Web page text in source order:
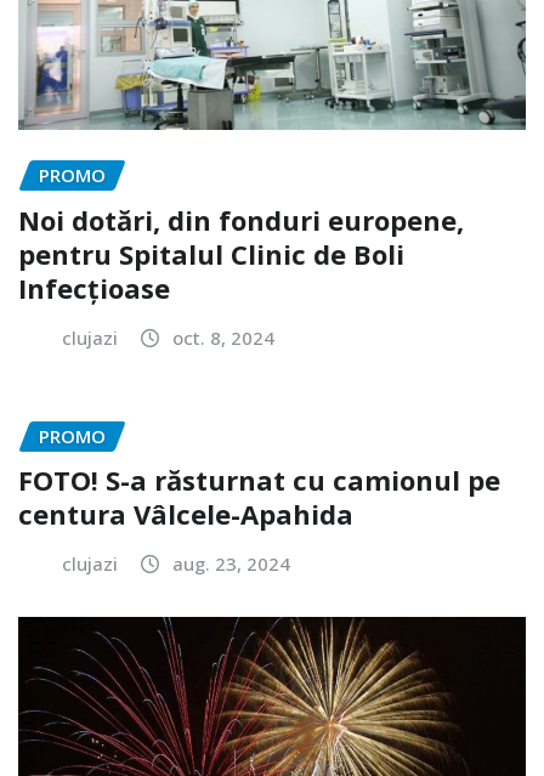
PROMO
Noi dotări, din fonduri europene,
pentru Spitalul Clinic de Boli
Infecțioase
clujazi oct. 8, 2024
PROMO
FOTO! S-a răsturnat cu camionul pe
centura Vâlcele-Apahida
clujazi aug. 23, 2024